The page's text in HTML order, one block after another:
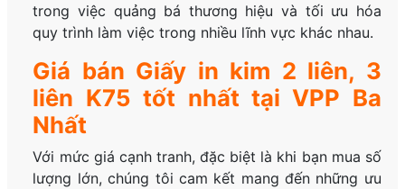
trong việc quảng bá thương hiệu và tối ưu hóa
quy trình làm việc trong nhiều lĩnh vực khác nhau.
Giá bán Giấy in kim 2 liên, 3
liên K75 tốt nhất tại VPP Ba
Nhất
Với mức giá cạnh tranh, đặc biệt là khi bạn mua số
lượng lớn, chúng tôi cam kết mang đến những ưu